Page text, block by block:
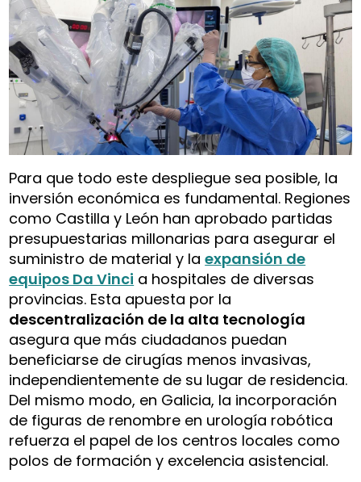
Para que todo este despliegue sea posible, la
inversión económica es fundamental. Regiones
como Castilla y León han aprobado partidas
presupuestarias millonarias para asegurar el
suministro de material y laexpansión de
equipos Da Vinci a hospitales de diversas
provincias. Esta apuesta por la
descentralización de la alta tecnología
asegura que más ciudadanos puedan
beneficiarse de cirugías menos invasivas,
independientemente de su lugar de residencia.
Del mismo modo, en Galicia, la incorporación
de figuras de renombre en urología robótica
refuerza el papel de los centros locales como
polos de formación y excelencia asistencial.